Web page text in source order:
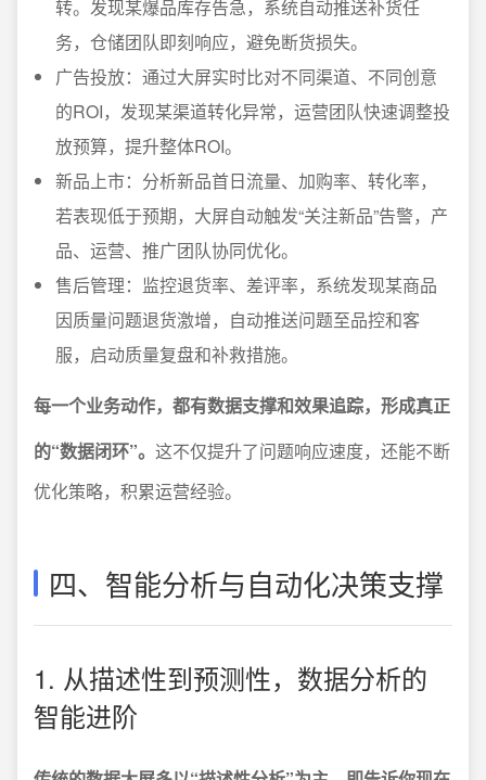
转。发现某爆品库存告急，系统自动推送补货任
务，仓储团队即刻响应，避免断货损失。
广告投放：通过大屏实时比对不同渠道、不同创意
的ROI，发现某渠道转化异常，运营团队快速调整投
放预算，提升整体ROI。
新品上市：分析新品首日流量、加购率、转化率，
若表现低于预期，大屏自动触发“关注新品”告警，产
品、运营、推广团队协同优化。
售后管理：监控退货率、差评率，系统发现某商品
因质量问题退货激增，自动推送问题至品控和客
服，启动质量复盘和补救措施。
每一个业务动作，都有数据支撑和效果追踪，形成真正
的“数据闭环”。 这不仅提升了问题响应速度，还能不断
优化策略，积累运营经验。
四、智能分析与自动化决策支撑
1. 从描述性到预测性，数据分析的
智能进阶